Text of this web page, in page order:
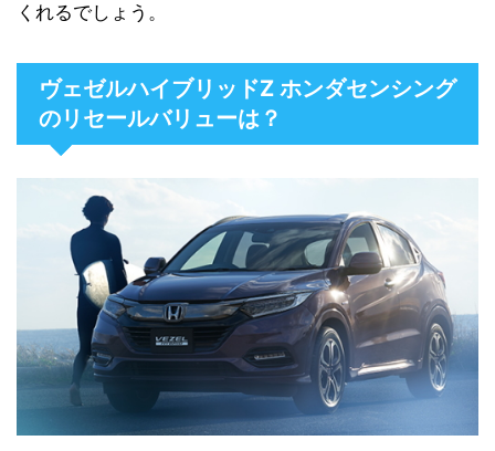
くれるでしょう。
ヴェゼルハイブリッドZ ホンダセンシング
のリセールバリューは？